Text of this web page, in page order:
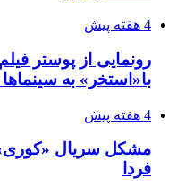
4 هفته پیش
رونمایی از پوستر
با«استخر» به
4 هفته پیش
مشکل سریال
فردا